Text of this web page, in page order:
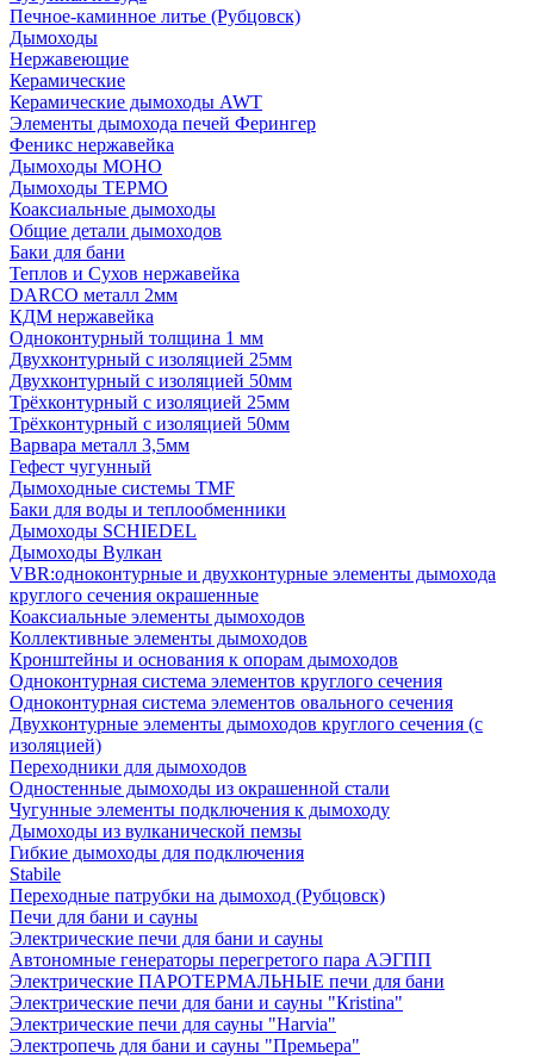
Печное-каминное литье (Рубцовск)
Дымоходы
Нержавеющие
Керамические
Керамические дымоходы AWT
Элементы дымохода печей Ферингер
Феникс нержавейка
Дымоходы МОНО
Дымоходы ТЕРМО
Коаксиальные дымоходы
Общие детали дымоходов
Баки для бани
Теплов и Сухов нержавейка
DARCO металл 2мм
КДМ нержавейка
Одноконтурный толщина 1 мм
Двухконтурный с изоляцией 25мм
Двухконтурный с изоляцией 50мм
Трёхконтурный с изоляцией 25мм
Трёхконтурный с изоляцией 50мм
Варвара металл 3,5мм
Гефест чугунный
Дымоходные системы TMF
Баки для воды и теплообменники
Дымоходы SCHIEDEL
Дымоходы Вулкан
VBR:одноконтурные и двухконтурные элементы дымохода
круглого сечения окрашенные
Коаксиальные элементы дымоходов
Коллективные элементы дымоходов
Кронштейны и основания к опорам дымоходов
Одноконтурная система элементов круглого сечения
Одноконтурная система элементов овального сечения
Двухконтурные элементы дымоходов круглого сечения (с
изоляцией)
Переходники для дымоходов
Одностенные дымоходы из окрашенной стали
Чугунные элементы подключения к дымоходу
Дымоходы из вулканической пемзы
Гибкие дымоходы для подключения
Stabile
Переходные патрубки на дымоход (Рубцовск)
Печи для бани и сауны
Электрические печи для бани и сауны
Автономные генераторы перегретого пара АЭГПП
Электрические ПАРОТЕРМАЛЬНЫЕ печи для бани
Электрические печи для бани и сауны "Кristina"
Электрические печи для сауны "Harvia"
Электропечь для бани и сауны "Премьера"